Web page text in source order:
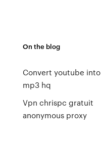
On the blog
Convert youtube into
mp3 hq
Vpn chrispc gratuit
anonymous proxy